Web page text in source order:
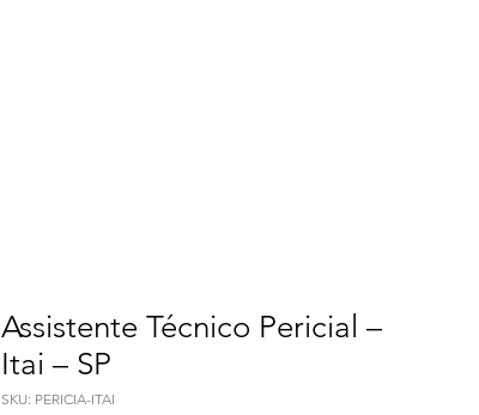
Assistente Técnico Pericial –
Itai – SP
SKU: PERICIA-ITAI